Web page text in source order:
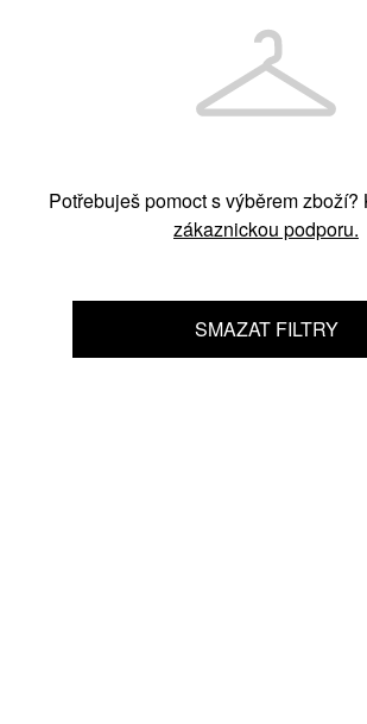
Potřebuješ pomoct s výběrem zboží?
zákaznickou podporu.
SMAZAT FILTRY